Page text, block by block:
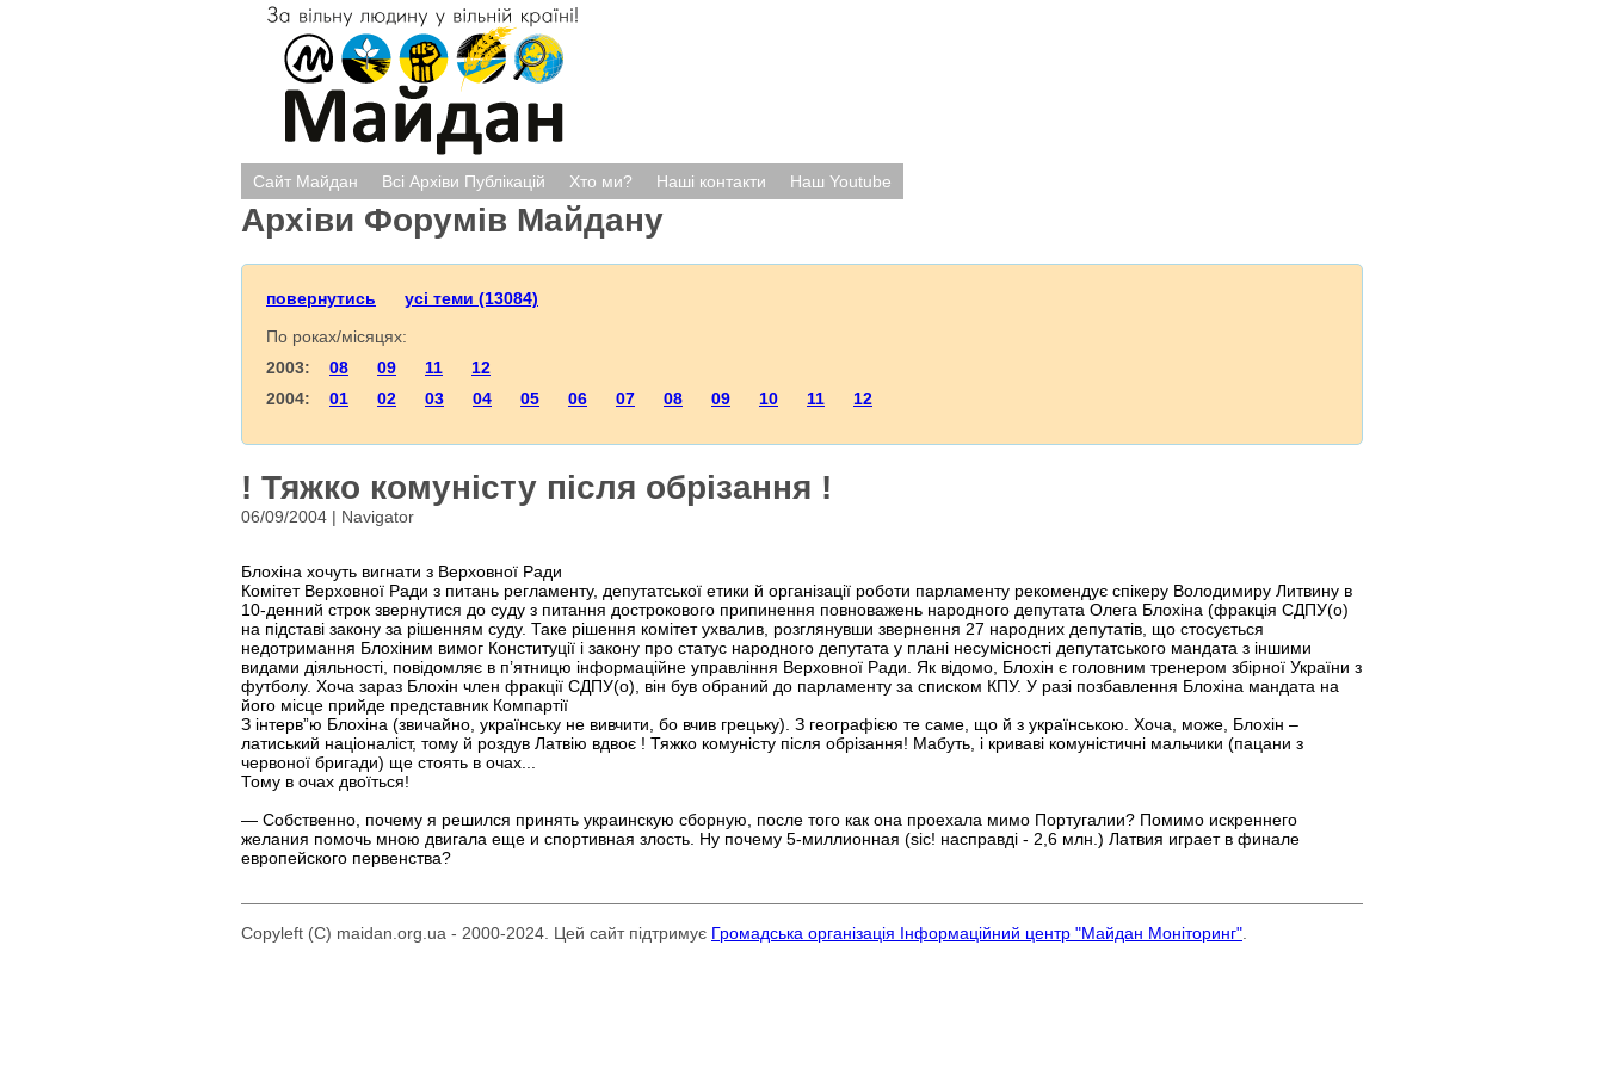
Сайт Майдан Всі Архіви Публікацій Хто ми? Наші контакти Наш Youtube
Архіви Форумів Майдану
повернутись
усі теми (13084)
По роках/місяцях:
2003: 08 09 11
12
2004: 01 02 03 04 05 06 07 08 09 10 11 12
! Тяжко комуністу після обрізання !
06/09/2004 | Navigator
Блохіна хочуть вигнати з Верховної Ради
Комітет Верховної Ради з питань регламенту, депутатської етики й організації роботи парламенту рекомендує спікеру Володимиру Литвину в
10-денний строк звернутися до суду з питання дострокового припинення повноважень народного депутата Олега Блохіна (фракція СДПУ(о)
на підставі закону за рішенням суду. Таке рішення комітет ухвалив, розглянувши звернення 27 народних депутатів, що стосується
недотримання Блохіним вимог Конституції і закону про статус народного депутата у плані несумісності депутатського мандата з іншими
видами діяльності, повідомляє в п’ятницю інформаційне управління Верховної Ради. Як відомо, Блохін є головним тренером збірної України з
футболу. Хоча зараз Блохін член фракції СДПУ(о), він був обраний до парламенту за списком КПУ. У разі позбавлення Блохіна мандата на
його місце прийде представник Компартії
З інтерв”ю Блохіна (звичайно, українську не вивчити, бо вчив грецьку). З географією те саме, що й з українською. Хоча, може, Блохін –
латиський націоналіст, тому й роздув Латвію вдвоє ! Тяжко комуністу після обрізання! Мабуть, і криваві комуністичні мальчики (пацани з
червоної бригади) ще стоять в очах...
Тому в очах двоїться!
— Собственно, почему я решился принять украинскую сборную, после того как она проехала мимо Португалии? Помимо искреннего
желания помочь мною двигала еще и спортивная злость. Ну почему 5-миллионная (sic! насправді - 2,6 млн.) Латвия играет в финале
европейского первенства?
Copyleft (C) maidan.org.ua - 2000-2024. Цей сайт підтримує Громадська організація Інформаційний центр "Майдан Моніторинг"